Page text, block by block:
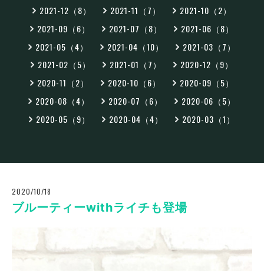
2021-12（8）
2021-11（7）
2021-10（2）
2021-09（6）
2021-07（8）
2021-06（8）
2021-05（4）
2021-04（10）
2021-03（7）
2021-02（5）
2021-01（7）
2020-12（9）
2020-11（2）
2020-10（6）
2020-09（5）
2020-08（4）
2020-07（6）
2020-06（5）
2020-05（9）
2020-04（4） 2020-03（1）
2020/10/18
ブルーティーwithライチも登場